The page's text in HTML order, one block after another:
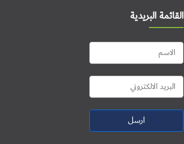
القائمة البريدية
ارسل